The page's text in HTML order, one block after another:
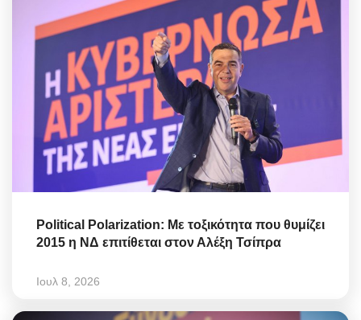
Political Polarization: Με τοξικότητα που θυμίζει
2015 η ΝΔ επιτίθεται στον Αλέξη Τσίπρα
Ιουλ 8, 2026